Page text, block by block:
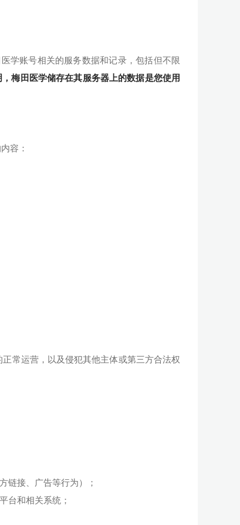
学账号相关的服务数据和记录，包括但不限
梅田医学储存在其服务器上的数据是您使用
容：
常运营，以及侵犯其他主体或第三方合法权
链接、广告等行为）；
台和相关系统；